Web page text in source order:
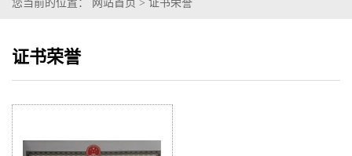
您当前的位置： 网站首页 > 证书荣誉
证书荣誉